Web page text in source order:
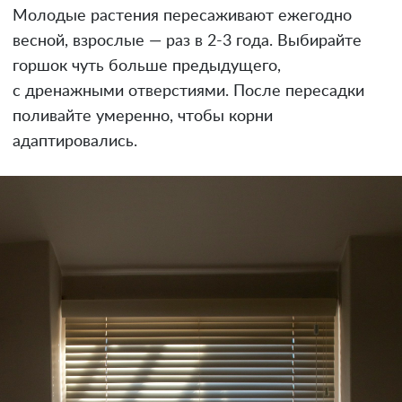
Молодые растения пересаживают ежегодно
весной, взрослые — раз в 2-3 года. Выбирайте
горшок чуть больше предыдущего,
с дренажными отверстиями. После пересадки
поливайте умеренно, чтобы корни
адаптировались.